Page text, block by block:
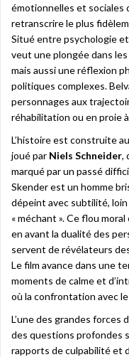
émotionnelles et sociales
retranscrire le plus
Situé entre psychologie
veut une plongée dans
mais aussi une réflexion
politiques complexes.
personnages aux
réhabilitation ou en proie
L’histoire est construite
joué par Niels Schneider,
marqué par un passé
Skender est un homme
dépeint avec subtilité,
« méchant ». Ce flou
en avant la dualité des
servent de révélateurs
Le film avance dans une
moments de calme et
où la confrontation avec
L’une des grandes forces
des questions profondes
rapports de culpabilité et